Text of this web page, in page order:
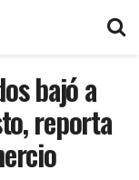
bajó a
reporta